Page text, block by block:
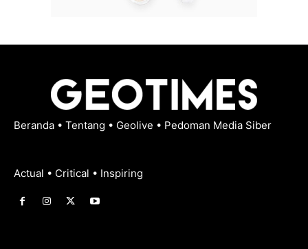
Beranda • Tentang • Geolive • Pedoman Media Siber
Actual • Critical • Inspiring